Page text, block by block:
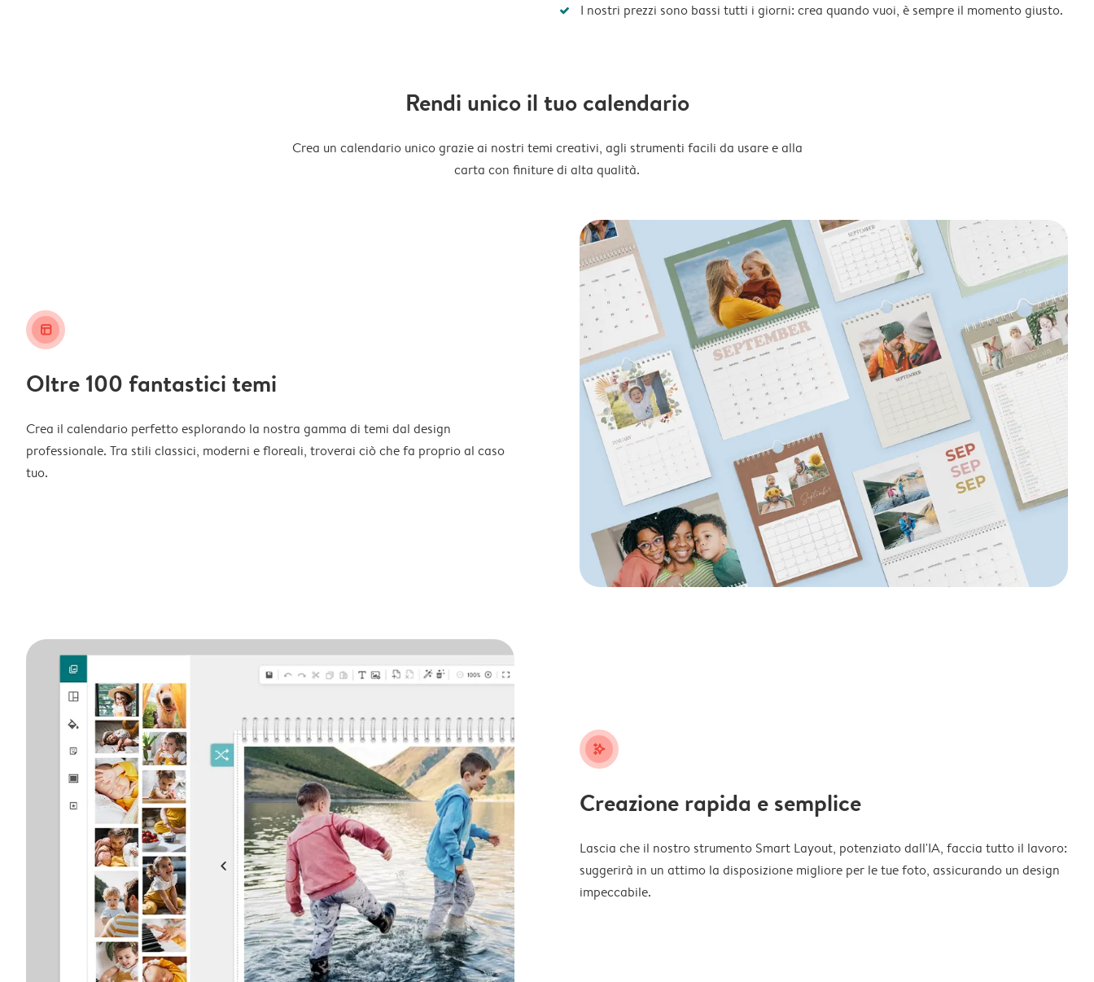
I nostri prezzi sono bassi tutti i giorni: crea quando vuoi, è sempre il momento giusto.
Rendi unico il tuo calendario
Crea un calendario unico grazie ai nostri temi creativi, agli strumenti facili da usare e alla
carta con finiture di alta qualità.
layout_alt
Oltre 100 fantastici temi
Crea il calendario perfetto esplorando la nostra gamma di temi dal design
professionale. Tra stili classici, moderni e floreali, troverai ciò che fa proprio al caso
tuo.
stars_plus
Creazione rapida e semplice
Lascia che il nostro strumento Smart Layout, potenziato dall'IA, faccia tutto il lavoro:
suggerirà in un attimo la disposizione migliore per le tue foto, assicurando un design
impeccabile.